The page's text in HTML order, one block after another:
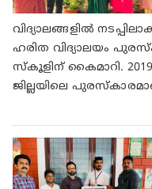
വിദ്യാലങ്ങളില്‍
ഹരിത വിദ്യാലയം
സ്‌കൂളിന് കൈമാറി.
ജില്ലയിലെ